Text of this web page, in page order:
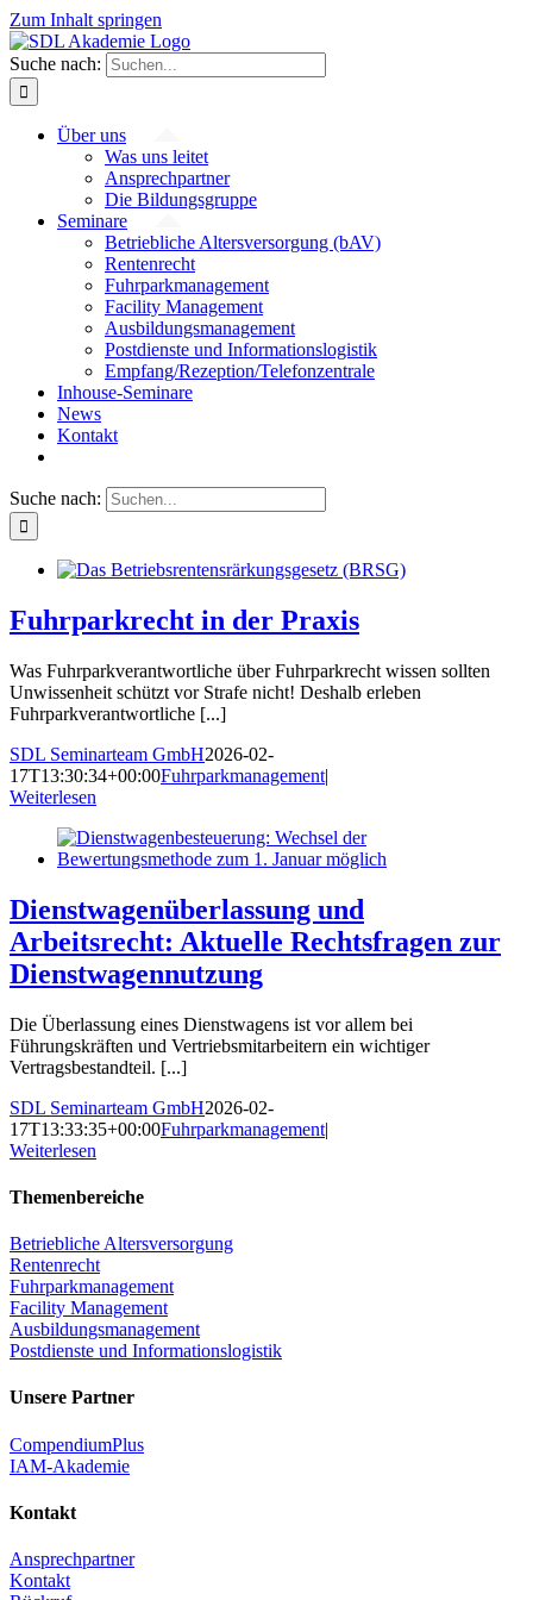
Zum Inhalt springen
Suche nach:
Über uns
Was uns leitet
Ansprechpartner
Die Bildungsgruppe
Seminare
Betriebliche Altersversorgung (bAV)
Rentenrecht
Fuhrparkmanagement
Facility Management
Ausbildungsmanagement
Postdienste und Informationslogistik
Empfang/Rezeption/Telefonzentrale
Inhouse-Seminare
News
Kontakt
Suche nach:
Fuhrparkrecht in der Praxis
Was Fuhrparkverantwortliche über Fuhrparkrecht wissen sollten
Unwissenheit schützt vor Strafe nicht! Deshalb erleben
Fuhrparkverantwortliche [...]
SDL Seminarteam GmbH2026-02-
17T13:30:34+00:00Fuhrparkmanagement|
Weiterlesen
Dienstwagenüberlassung und
Arbeitsrecht: Aktuelle Rechtsfragen zur
Dienstwagennutzung
Die Überlassung eines Dienstwagens ist vor allem bei
Führungskräften und Vertriebsmitarbeitern ein wichtiger
Vertragsbestandteil. [...]
SDL Seminarteam GmbH2026-02-
17T13:33:35+00:00Fuhrparkmanagement|
Weiterlesen
Themenbereiche
Betriebliche Altersversorgung
Rentenrecht
Fuhrparkmanagement
Facility Management
Ausbildungsmanagement
Postdienste und Informationslogistik
Unsere Partner
CompendiumPlus
IAM-Akademie
Kontakt
Ansprechpartner
Kontakt